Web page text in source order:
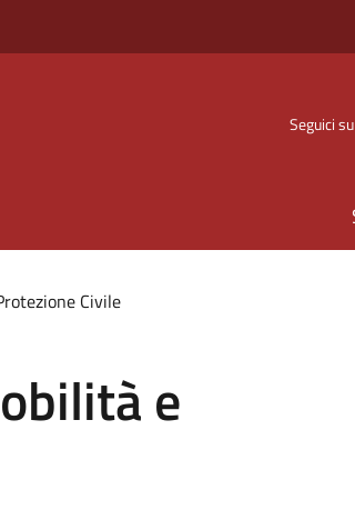
Seguici su
Civile
e